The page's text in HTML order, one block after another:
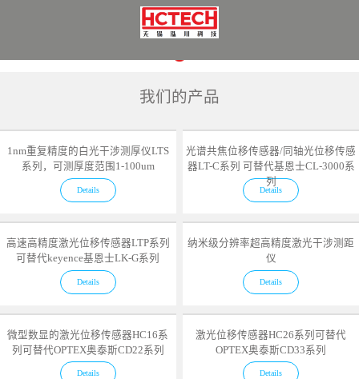
我们的产品
1nm重复精度的白光干涉测厚仪LTS
系列，可测厚度范围1-100um
Details
光谱共焦位移传感器/同轴光位移传感
器LT-C系列 可替代基恩士CL-3000系
列
Details
高速高精度激光位移传感器LTP系列
可替代keyence基恩士LK-G系列
Details
纳米级分辨率超高精度激光干涉测距
仪
Details
微型数显的激光位移传感器HC16系
列可替代OPTEX奥泰斯CD22系列
Details
激光位移传感器HC26系列可替代
OPTEX奥泰斯CD33系列
Details